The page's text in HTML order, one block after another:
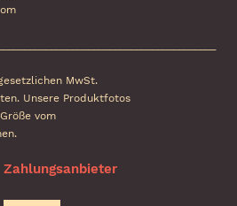
MwSt.
Unsere Produktfotos
vom
Zahlungsanbieter